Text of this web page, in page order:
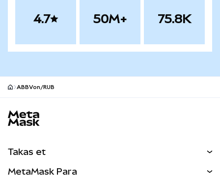
4.7 50M+ 75.8K
ABBVon/RUB
Takas et
MetaMask Para